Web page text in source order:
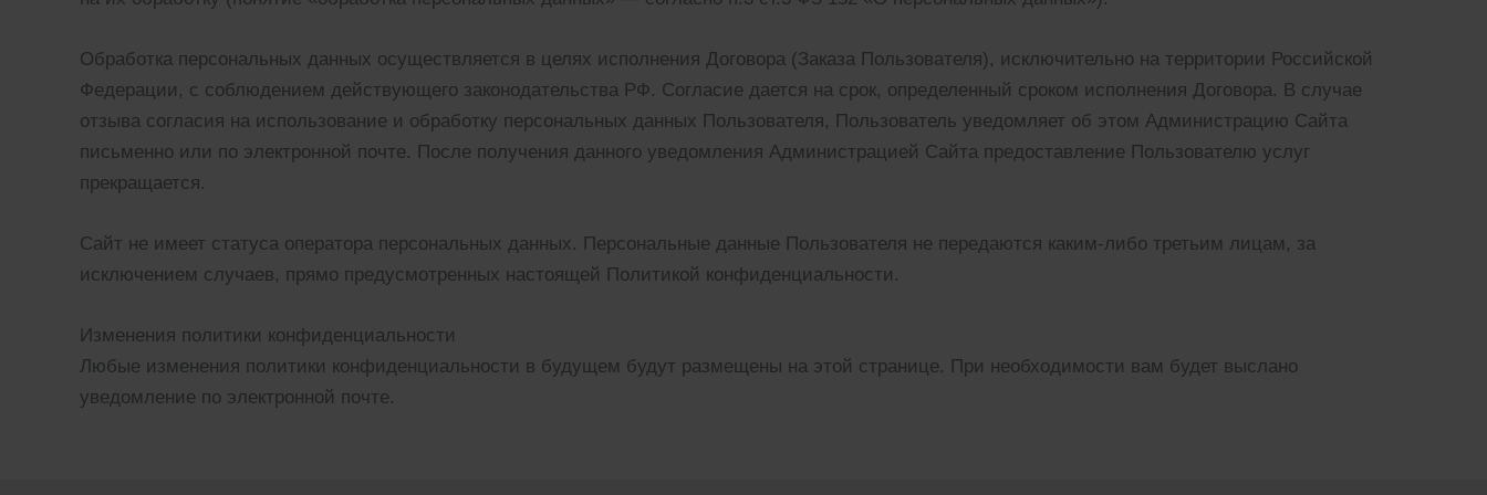
Обработка персональных данных осуществляется в целях исполнения Договора (Заказа Пользователя), исключительно на территории Российской
Федерации, с соблюдением действующего законодательства РФ. Согласие дается на срок, определенный сроком исполнения Договора. В случае
отзыва согласия на использование и обработку персональных данных Пользователя, Пользователь уведомляет об этом Администрацию Сайта
письменно или по электронной почте. После получения данного уведомления Администрацией Сайта предоставление Пользователю услуг
прекращается.
Сайт не имеет статуса оператора персональных данных. Персональные данные Пользователя не передаются каким-либо третьим лицам, за
исключением случаев, прямо предусмотренных настоящей Политикой конфиденциальности.
Изменения политики конфиденциальности
Любые изменения политики конфиденциальности в будущем будут размещены на этой странице. При необходимости вам будет выслано
уведомление по электронной почте.